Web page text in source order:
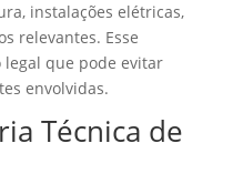
instalações elétricas,
relevantes. Esse
que pode evitar
envolvidas.
Técnica de